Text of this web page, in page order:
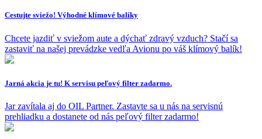
Cestujte sviežo! Výhodné klímové balíky
Chcete jazdiť v sviežom aute a dýchať zdravý vzduch? Stačí sa
zastaviť na našej prevádzke vedľa Avionu po váš klímový balík!
Jarná akcia je tu! K servisu peľový filter zadarmo.
Jar zavítala aj do OIL Partner. Zastavte sa u nás na servisnú
prehliadku a dostanete od nás peľový filter zadarmo!